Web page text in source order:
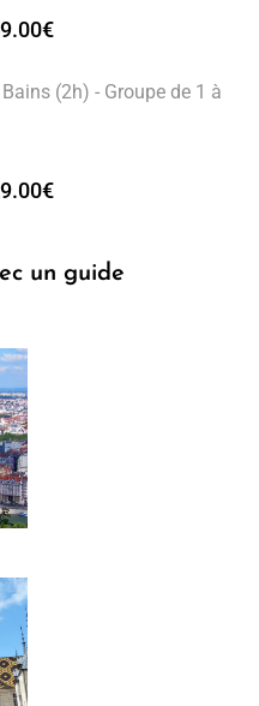
€
(2h) - Groupe de 1 à
€
un guide